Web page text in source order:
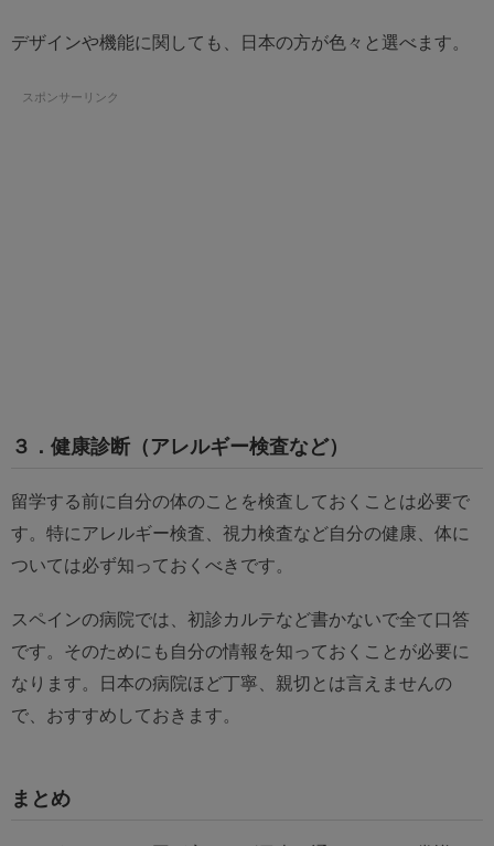
デザインや機能に関しても、日本の方が色々と選べます。
スポンサーリンク
３．健康診断（アレルギー検査など）
留学する前に自分の体のことを検査しておくことは必要で
す。特にアレルギー検査、視力検査など自分の健康、体に
ついては必ず知っておくべきです。
スペインの病院では、初診カルテなど書かないで全て口答
です。そのためにも自分の情報を知っておくことが必要に
なります。日本の病院ほど丁寧、親切とは言えませんの
で、おすすめしておきます。
まとめ